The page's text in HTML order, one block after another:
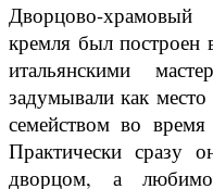
Дворцово-храмовый
кремля был построен
итальянскими
задумывали как
семейством во
Практически сразу
дворцом, а